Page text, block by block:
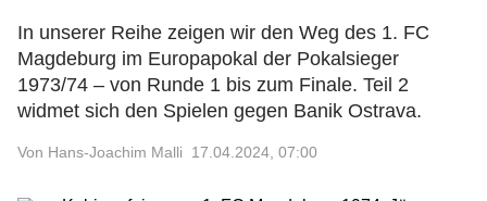
In unserer Reihe zeigen wir den Weg des 1. FC
Magdeburg im Europapokal der Pokalsieger
1973/74 – von Runde 1 bis zum Finale. Teil 2
widmet sich den Spielen gegen Banik Ostrava.
Von Hans-Joachim Malli 17.04.2024, 07:00